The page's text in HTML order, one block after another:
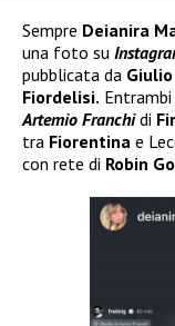
Sempre Deianira
una foto su
pubblicata da
Fiordelisi.
Artemio Franchidi
tra Fiorentina e
con rete di Robin